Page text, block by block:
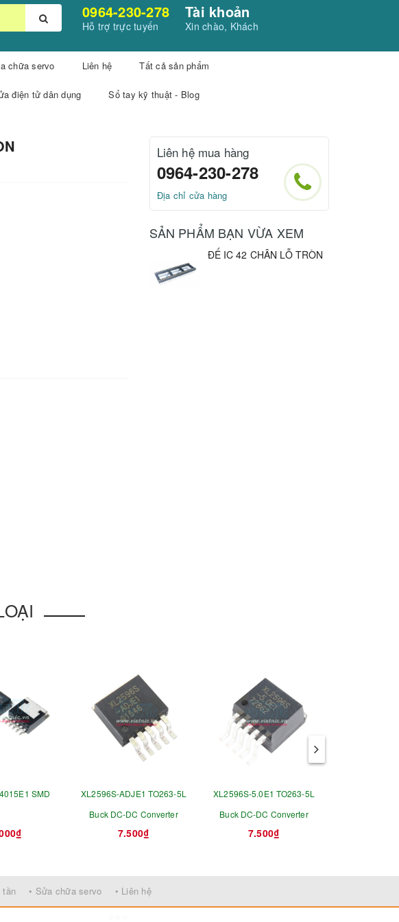
0964-230-278
Hỗ trợ trực tuyến
Tài khoản
Xin chào, Khách
chữa servo Liên hệ Tất cả sản phẩm
điện tử dân dụng Sổ tay kỹ thuật - Blog
Liên hệ mua hàng
0964-230-278
Địa chỉ cửa hàng
SẢN PHẨM BẠN VỪA XEM
ĐẾ IC 42 CHÂN LỖ TRÒN
SMD
XL2596S-ADJE1 TO263-5L
Buck DC-DC Converter
7.500₫
XL2596S-5.0E1 TO263-5L
Buck DC-DC Converter
7.500₫
tần • Sửa chữa servo • Liên hệ